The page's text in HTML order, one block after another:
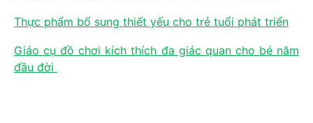
Thực phẩm bổ sung thiết yếu cho trẻ tuổi phát triển
Giáo cụ đồ chơi kích thích đa giác quan cho bé năm
đầu đời